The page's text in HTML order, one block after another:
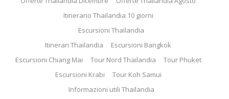
Itinerario Thailandia 10 giorni
Escursioni Thailandia
Itinerari Thailandia
Escursioni Bangkok
Escursioni Chiang Mai
Tour Nord Thailandia
Tour Phuket
Escursioni Krabi
Tour Koh Samui
Informazioni utili Thailandia